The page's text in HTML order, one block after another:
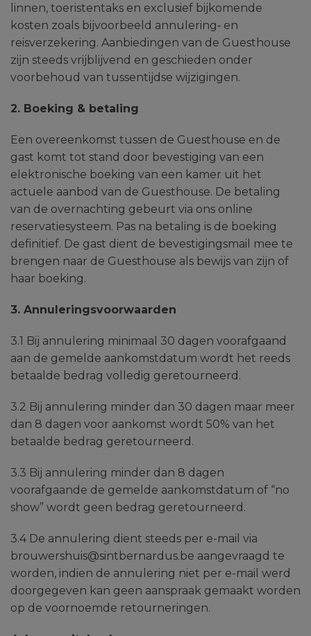
linnen, toeristentaks en exclusief bijkomende
kosten zoals bijvoorbeeld annulering‐ en
reisverzekering. Aanbiedingen van de Guesthouse
zijn steeds vrijblijvend en geschieden onder
voorbehoud van tussentijdse wijzigingen.
2. Boeking & betaling
Een overeenkomst tussen de Guesthouse en de
gast komt tot stand door bevestiging van een
elektronische boeking van een kamer uit het
actuele aanbod van de Guesthouse. De betaling
van de overnachting gebeurt via ons online
reservatiesysteem. Pas na betaling is de boeking
definitief. De gast dient de bevestigingsmail mee te
brengen naar de Guesthouse als bewijs van zijn of
haar boeking.
3. Annuleringsvoorwaarden
3.1 Bij annulering minimaal 30 dagen voorafgaand
aan de gemelde aankomstdatum wordt het reeds
betaalde bedrag volledig geretourneerd.
3.2 Bij annulering minder dan 30 dagen maar meer
dan 8 dagen voor aankomst wordt 50% van het
betaalde bedrag geretourneerd.
3.3 Bij annulering minder dan 8 dagen
voorafgaande de gemelde aankomstdatum of “no
show” wordt geen bedrag geretourneerd.
3.4 De annulering dient steeds per e-mail via
brouwershuis@sintbernardus.be aangevraagd te
worden, indien de annulering niet per e-mail werd
doorgegeven kan geen aanspraak gemaakt worden
op de voornoemde retourneringen.